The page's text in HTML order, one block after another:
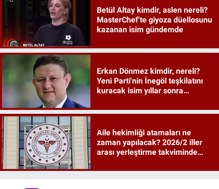
Betül Altay kimdir, aslen nereli?
MasterChef'te giyoza düellosunu
kazanan isim gündemde
Erkan Dönmez kimdir, nereli?
Yeni Parti'nin İnegöl teşkilatını
kuracak isim yıllar sonra
Aile hekimliği atamaları ne
zaman yapılacak? 2026/2 iller
arası yerleştirme takviminde